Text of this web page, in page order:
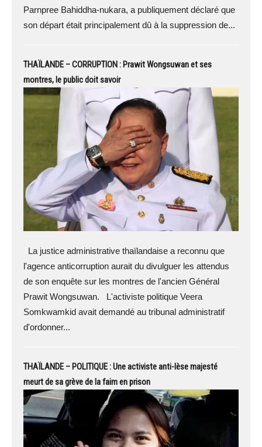
Parnpree Bahiddha-nukara, a publiquement déclaré que
son départ était principalement dû à la suppression de...
THAÏLANDE – CORRUPTION : Prawit Wongsuwan et ses
montres, le public doit savoir
La justice administrative thaïlandaise a reconnu que
l'agence anticorruption aurait du divulguer les attendus
de son enquête sur les montres de l'ancien Général
Prawit Wongsuwan. L'activiste politique Veera
Somkwamkid avait demandé au tribunal administratif
d'ordonner...
THAÏLANDE – POLITIQUE : Une activiste anti-lèse majesté
meurt de sa grève de la faim en prison